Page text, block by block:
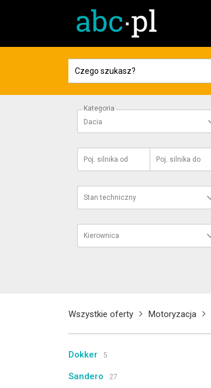
Kategoria
Dacia
Poj. silnika od Poj. silnika do
Stan techniczny
Kierownica
Wszystkie oferty Motoryzacja
Dokker 5
Sandero 27